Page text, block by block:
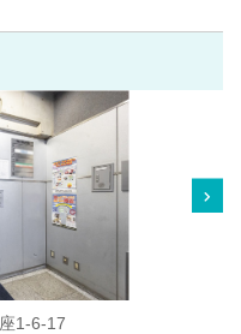
1-6-17